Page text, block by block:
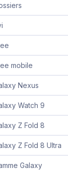
mobile
Nexus
Watch 9
Z Fold 8
Z Fold 8 Ultra
Galaxy